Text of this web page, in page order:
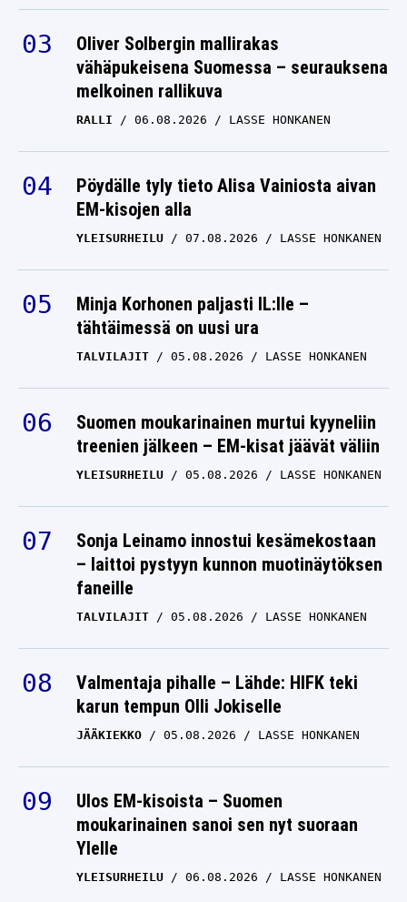
Oliver Solbergin mallirakas
vähäpukeisena Suomessa – seurauksena
melkoinen rallikuva
RALLI 06.08.2026
Pöydälle tyly tieto Alisa Vainiosta aivan
EM-kisojen alla
YLEISURHEILU 07.08.2026
Minja Korhonen paljasti IL:lle –
tähtäimessä on uusi ura
TALVILAJIT 05.08.2026
Suomen moukarinainen murtui kyyneliin
treenien jälkeen – EM-kisat jäävät väliin
YLEISURHEILU 05.08.2026 LASSE HONKANEN
Sonja Leinamo innostui kesämekostaan
– laittoi pystyyn kunnon muotinäytöksen
faneille
TALVILAJIT
Valmentaja pihalle – Lähde: HIFK teki
karun tempun Olli Jokiselle
JÄÄKIEKKO 05.08.2026 LASSE HONKANEN
Ulos EM-kisoista – Suomen
moukarinainen sanoi sen nyt suoraan
Ylelle
YLEISURHEILU